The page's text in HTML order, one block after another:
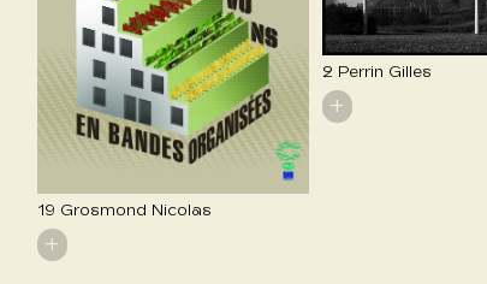
19 Grosmond Nicolas
+
2 Perrin Gilles
+